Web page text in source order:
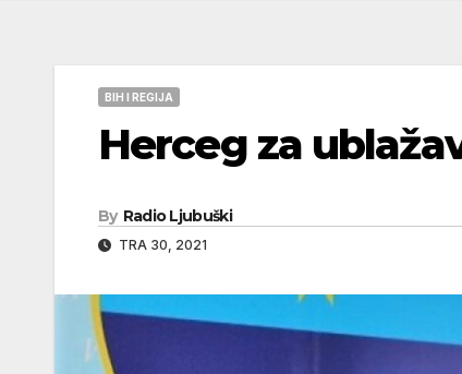
BIH I REGIJA
Herceg za
By Radio Ljubuški
TRA 30, 2021